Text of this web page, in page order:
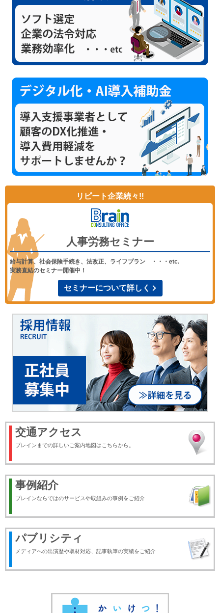
リピート企業続々!!
人事労務セミナー
給与計算、社会保険手続き、法改正、ライフプラン ・・・etc.
実務直結のセミナー開催中！
セミナーについて詳しく
交通アクセス
ブレインまでの詳しいご案内地図はこちらから。
事例紹介
ブレインならではのサービスや取組みの事例をご紹介
パブリシティ
メディアへの出演歴や取材対応、記事執筆の実績をご紹介